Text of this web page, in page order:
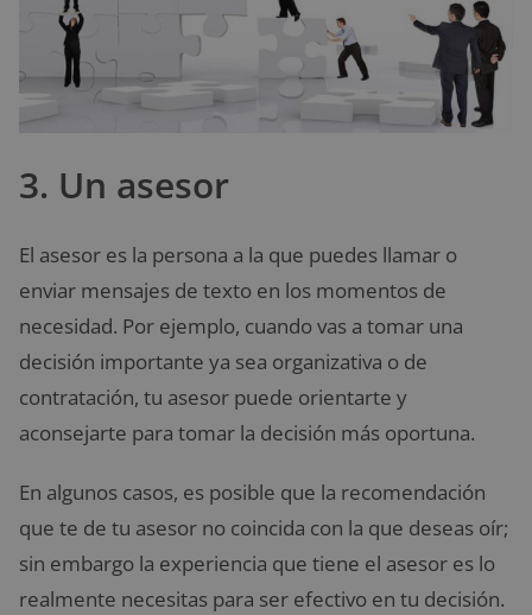
3. Un asesor
El asesor es la persona a la que puedes llamar o
enviar mensajes de texto en los momentos de
necesidad. Por ejemplo, cuando vas a tomar una
decisión importante ya sea organizativa o de
contratación, tu asesor puede orientarte y
aconsejarte para tomar la decisión más oportuna.
En algunos casos, es posible que la recomendación
que te de tu asesor no coincida con la que deseas oír;
sin embargo la experiencia que tiene el asesor es lo
realmente necesitas para ser efectivo en tu decisión.